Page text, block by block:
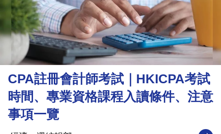
投
資
樓
市
理
財
商
科
CPA註冊會計師考試｜HKICPA考試
時間、專業資格課程入讀條件、注意
事項一覽